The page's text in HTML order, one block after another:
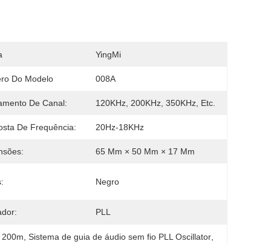
YingMi
Do Modelo 008A
De Canal: 120KHz, 200KHz, 350KHz, Etc.
De Frequência: 20Hz-18KHz
65 Mm × 50 Mm × 17 Mm
Negro
PLL
, Sistema de guia de áudio sem fio PLL Oscillator